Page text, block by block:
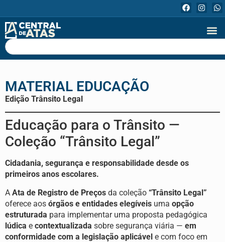
MATERIAL EDUCAÇÃO
Edição Trânsito Legal
Educação para o Trânsito —
Coleção “Trânsito Legal”
Cidadania, segurança e responsabilidade desde os
primeiros anos escolares.
A Ata de Registro de Preços da coleção “Trânsito Legal”
oferece aos órgãos e entidades elegíveis uma opção
estruturada para implementar uma proposta pedagógica
lúdica e contextualizada sobre segurança viária — em
conformidade com a legislação aplicável e com foco em